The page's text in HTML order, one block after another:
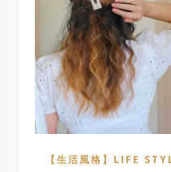
【生活風格】LIFE